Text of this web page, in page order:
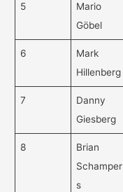
5
Mario
Göbel
6
Mark
Hillenberg
7
Danny
Giesberg
8
Brian
Schamper
s